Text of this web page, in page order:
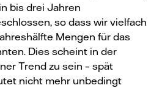
bis drei Jahren
so dass wir vielfach
Mengen für das
Dies scheint in der
Trend zu sein – spät
nicht mehr unbedingt